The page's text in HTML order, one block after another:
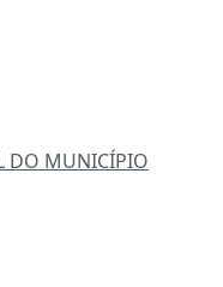
DO MUNICÍPIO